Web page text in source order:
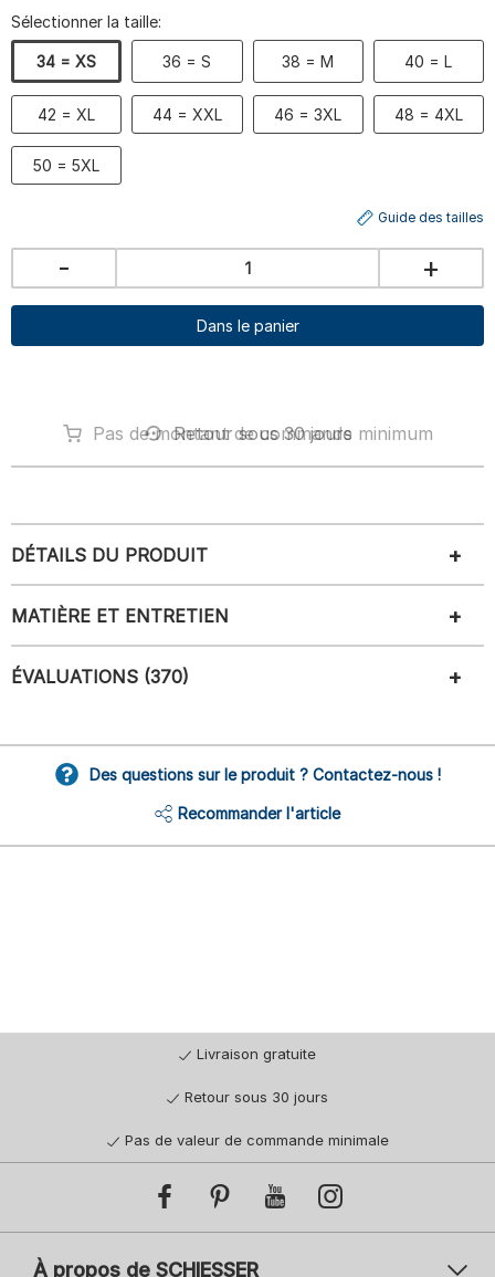
Sélectionner la taille:
34 = XS 36 = S 38 = M 40 = L
42 = XL 44 = XXL 46 = 3XL 48 = 4XL
50 = 5XL
Guide des tailles
- +
Dans le panier
Retour sous 30 jours
Pas de montant de commande minimum
DÉTAILS DU PRODUIT
MATIÈRE ET ENTRETIEN
ÉVALUATIONS (370)
Des questions sur le produit ? Contactez-nous !
Recommander l'article
Livraison gratuite
Retour sous 30 jours
Pas de valeur de commande minimale
À propos de SCHIESSER